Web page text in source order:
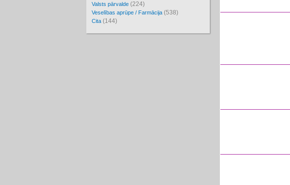
Valsts pārvalde (224)
Veselības aprūpe / Farmācija (538)
Cita (144)